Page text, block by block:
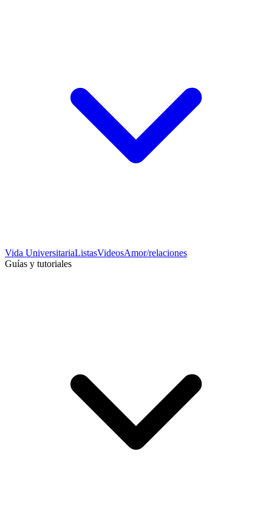
Vida UniversitariaListasVideosAmor/relaciones
Guías y tutoriales